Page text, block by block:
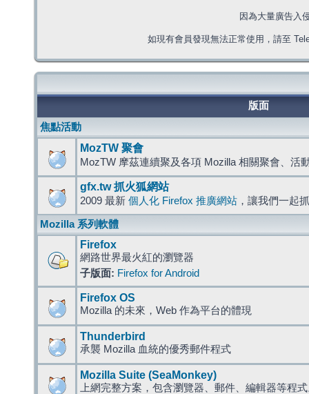
因為大量廣告入
如現有會員發現無法正常使用，請至
版面
焦點活動
MozTW 聚會
MozTW 摩茲連續聚及各項 Mozilla 相關聚會、活
gfx.tw 抓火狐網站
2009 最新 個人化 Firefox 推廣網站 ，讓我們一起
Mozilla 系列軟體
Firefox
網路世界最火紅的瀏覽器
子版面: Firefox for Android
Firefox OS
Mozilla 的未來，Web 作為平台的體現
Thunderbird
承襲 Mozilla 血統的優秀郵件程式
Mozilla Suite (SeaMonkey)
上網完整方案，包含瀏覽器、郵件、編輯器等程